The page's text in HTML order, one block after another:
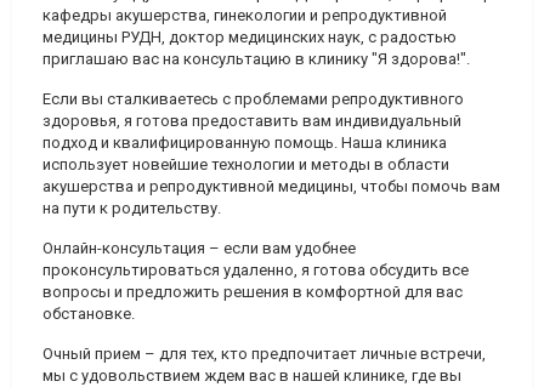
кафедры акушерства, гинекологии и репродуктивной
медицины РУДН, доктор медицинских наук, с радостью
приглашаю вас на консультацию в клинику "Я здорова!".
Если вы сталкиваетесь с проблемами репродуктивного
здоровья, я готова предоставить вам индивидуальный
подход и квалифицированную помощь. Наша клиника
использует новейшие технологии и методы в области
акушерства и репродуктивной медицины, чтобы помочь вам
на пути к родительству.
Онлайн-консультация – если вам удобнее
проконсультироваться удаленно, я готова обсудить все
вопросы и предложить решения в комфортной для вас
обстановке.
Очный прием – для тех, кто предпочитает личные встречи,
мы с удовольствием ждем вас в нашей клинике, где вы